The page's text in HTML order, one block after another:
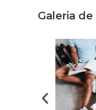
Galeria